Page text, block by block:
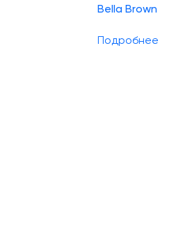
Bella Brown
Подробнее